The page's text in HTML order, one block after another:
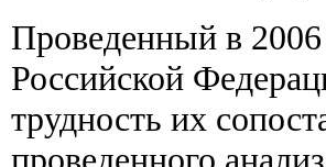
Проведенный в
Российской
трудность их